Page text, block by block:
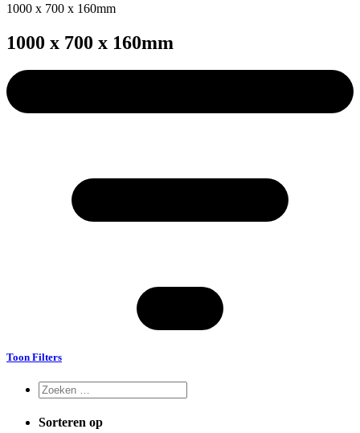
1000 x 700 x 160mm
1000 x 700 x 160mm
Toon Filters
Sorteren op